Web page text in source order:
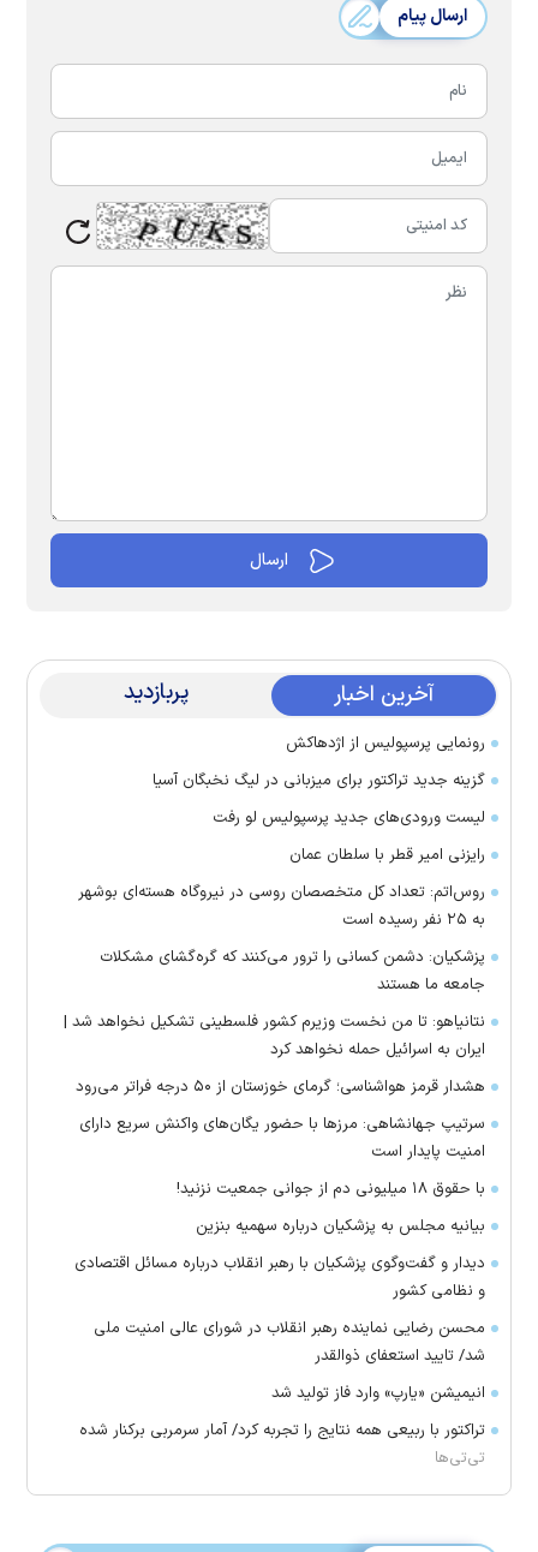
ارسال پیام
آخرین اخبار پربازدید
رونمایی پرسپولیس از اژدهاکش
گزینه جدید تراکتور برای میزبانی در لیگ نخبگان آسیا
لیست ورودی‌های جدید پرسپولیس لو رفت
رایزنی امیر قطر با سلطان عمان
روس‌اتم: تعداد کل متخصصان روسی در نیروگاه هسته‌ای بوشهر
به ۲۵ نفر رسیده است
پزشکیان: دشمن کسانی را ترور می‌کنند که گره‌گشای مشکلات
جامعه ما هستند
نتانیاهو: تا من نخست وزیرم کشور فلسطینی تشکیل نخواهد شد |
ایران به اسرائیل حمله نخواهد کرد
هشدار قرمز هواشناسی؛ گرمای خوزستان از ۵۰ درجه فراتر می‌رود
سرتیپ جهانشاهی: مرز‌ها با حضور یگان‌های واکنش سریع دارای
امنیت پایدار است
با حقوق ۱۸ میلیونی دم از جوانی جمعیت نزنید!
بیانیه مجلس به پزشکیان درباره سهمیه بنزین
دیدار و گفت‌وگوی پزشکیان با رهبر انقلاب درباره مسائل اقتصادی
و نظامی کشور
محسن رضایی نماینده رهبر انقلاب در شورای عالی امنیت ملی
شد/ تایید استعفای ذوالقدر
انیمیشن «یارپ» وارد فاز تولید شد
تراکتور با ربیعی همه نتایج را تجربه کرد/ آمار سرمربی برکنار شده
تی‌تی‌ها